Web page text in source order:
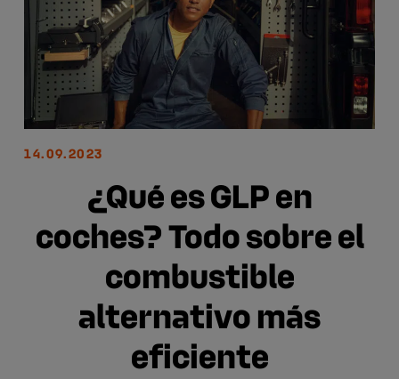
14.09.2023
¿Qué es GLP en
coches? Todo sobre el
combustible
alternativo más
eficiente